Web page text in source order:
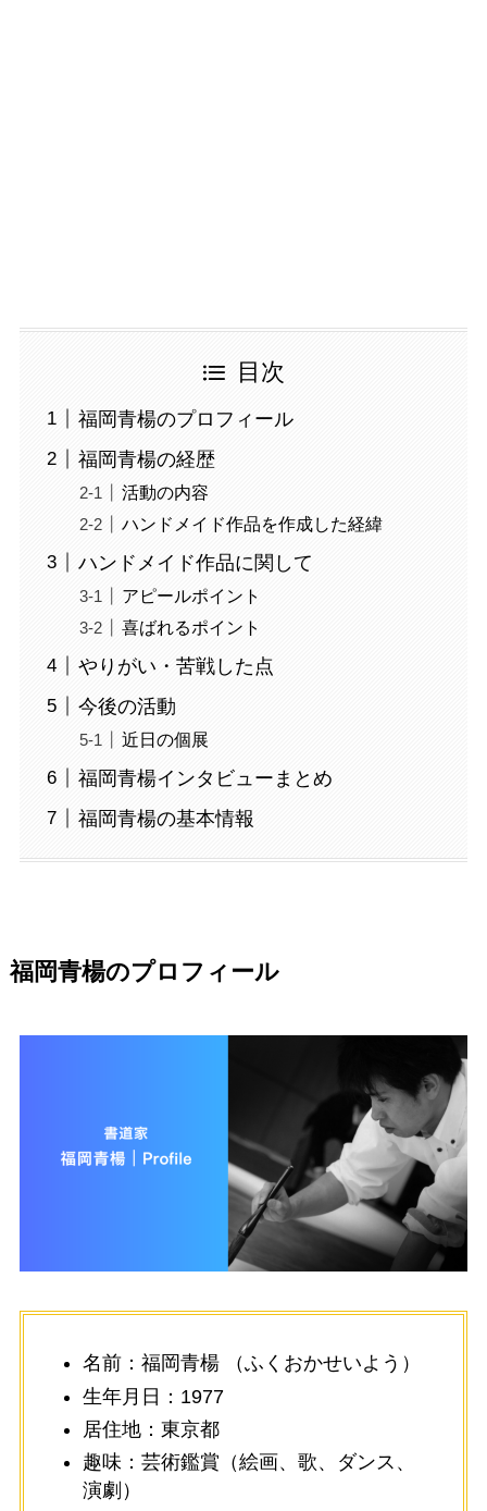
目次
福岡青楊のプロフィール
福岡青楊の経歴
活動の内容
ハンドメイド作品を作成した経緯
ハンドメイド作品に関して
アピールポイント
喜ばれるポイント
やりがい・苦戦した点
今後の活動
近日の個展
福岡青楊インタビューまとめ
福岡青楊の基本情報
福岡青楊のプロフィール
名前：福岡青楊 （ふくおかせいよう）
生年月日：1977
居住地：東京都
趣味：芸術鑑賞（絵画、歌、ダンス、
演劇）